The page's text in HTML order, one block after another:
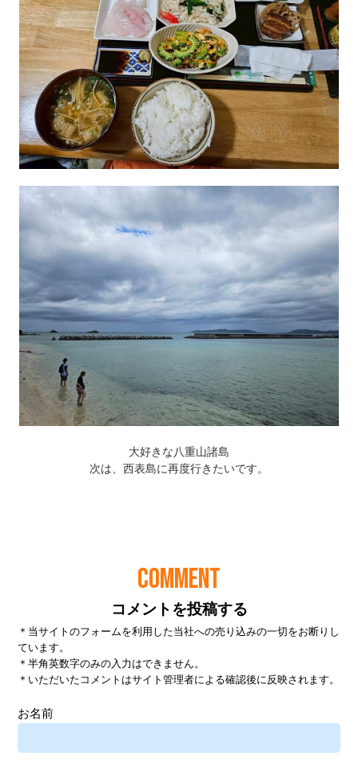
COMMENT
コメントを投稿する
＊当サイトのフォームを利用した当社への売り込みの一切をお断りし
ています。
＊半角英数字のみの入力はできません。
＊いただいたコメントはサイト管理者による確認後に反映されます。
お名前